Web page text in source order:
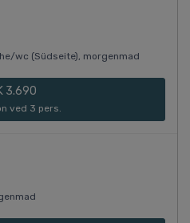
wc (Südseite), morgenmad
3.690
ved 3 pers.